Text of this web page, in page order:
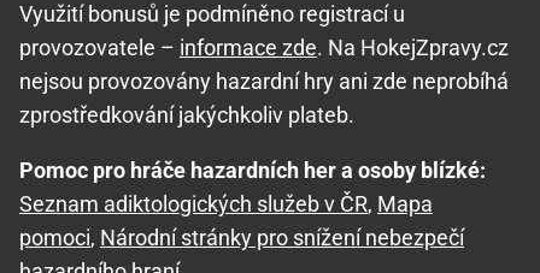
Využití bonusů je podmíněno registrací u
provozovatele – informace zde. Na HokejZpravy.cz
nejsou provozovány hazardní hry ani zde neprobíhá
zprostředkování jakýchkoliv plateb.
Pomoc pro hráče hazardních her a osoby blízké:
Seznam adiktologických služeb v ČR, Mapa
pomoci, Národní stránky pro snížení nebezpečí